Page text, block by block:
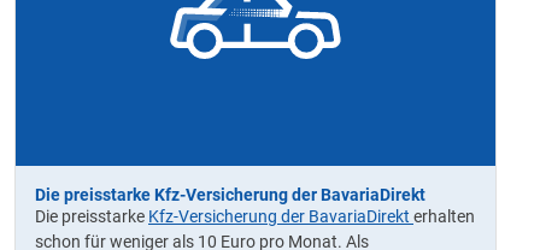
Die preisstarke Kfz-Versicherung der BavariaDirekt
Die preisstarke Kfz-Versicherung der BavariaDirekt erhalten
schon für weniger als 10 Euro pro Monat. Als